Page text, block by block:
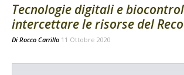
Tecnologie digitali e
intercettare le risorse del
Di Rocco Carrillo 11 Ottobre 2020